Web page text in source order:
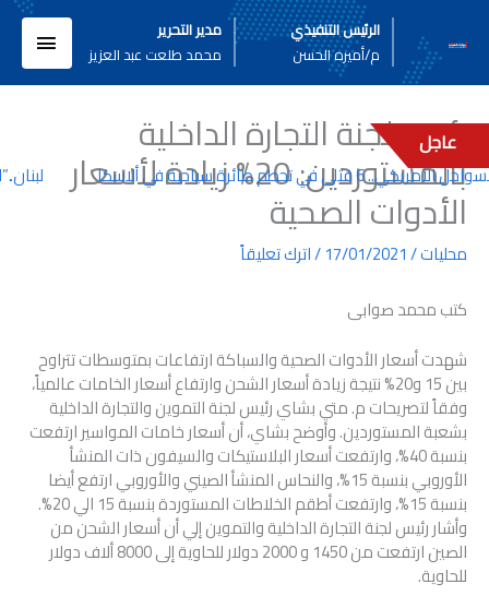
المحتوى
الرئيس التنفيذي
م/أميره الحسن
مدير التحرير
محمد طلعت عبد العزيز
عاجل
6 قتلى في تحطم طائرة سياحية في ألاسكا
رئيس ‏لجنة التجارة الداخلية
بالمستوردين: 20% زيادة لأسعار
الأدوات الصحية
محليات/
17/01/2021
/اترك تعليقاً
كتب محمد صوابى
شهدت أسعار الأدوات الصحية والسباكة ارتفاعات بمتوسطات تتراوح
بين 15 و20% نتيجة زيادة أسعار الشحن وارتفاع أسعار الخامات عالمياً،
وفقاً لتصريحات م. متي بشاي رئيس لجنة التموين والتجارة الداخلية
بشعبة المستوردين. وأوضح بشاي، أن أسعار خامات المواسير ارتفعت
بنسبة 40%، وارتفعت أسعار البلاستيكات والسيفون ذات المنشأ
الأوروبي بنسبة 15%، والنحاس المنشأ الصيني والأوروبي ارتفع أيضا
بنسبة 15%، وارتفعت أطقم الخلاطات المستوردة بنسبة 15 الي 20%.
وأشار رئيس لجنة التجارة الداخلية والتموين إلي أن أسعار الشحن من
الصين ارتفعت من 1450 و 2000 دولار للحاوية إلى 8000 ألاف دولار
للحاوية.